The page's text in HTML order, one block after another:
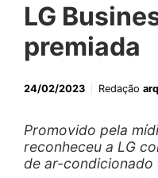
LG
premiada
24/02/2023 Redação
Promovido pela
reconheceu a LG
de ar-condicionado